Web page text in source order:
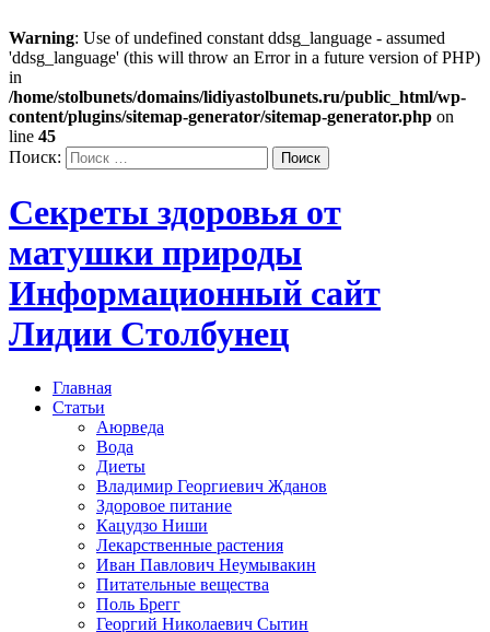
Warning: Use of undefined constant ddsg_language - assumed
'ddsg_language' (this will throw an Error in a future version of PHP)
in
/home/stolbunets/domains/lidiyastolbunets.ru/public_html/wp-
content/plugins/sitemap-generator/sitemap-generator.php on
line 45
Поиск:
Секреты здоровья от
матушки природы
Информационный сайт
Лидии Столбунец
Главная
Статьи
Аюрведа
Вода
Диеты
Владимир Георгиевич Жданов
Здоровое питание
Кацудзо Ниши
Лекарственные растения
Иван Павлович Неумывакин
Питательные вещества
Поль Брегг
Георгий Николаевич Сытин